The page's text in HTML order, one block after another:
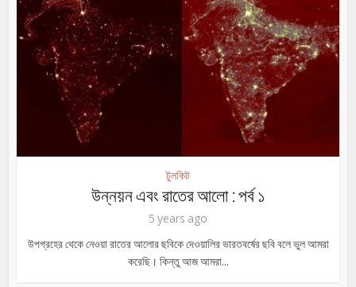
টুলকিট
উন্নয়ন এবং রাতের আলো : পর্ব ১
5 years ago
উপগ্রহের থেকে নেওয়া রাতের আলোর ছবিকে দেওয়ালির ভারতবর্ষের ছবি বলে ভুল আমরা
করেছি। কিন্তু আজ আমরা...